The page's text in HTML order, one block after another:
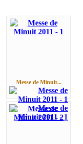
Messe de Minuit...